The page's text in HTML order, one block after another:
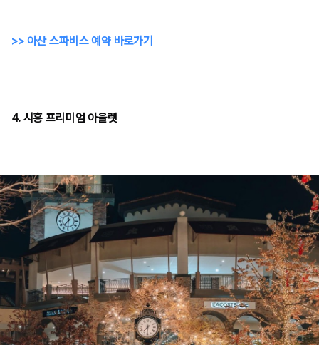
>> 아산 스파비스 예약 바로가기
4. 시흥 프리미엄 아울렛